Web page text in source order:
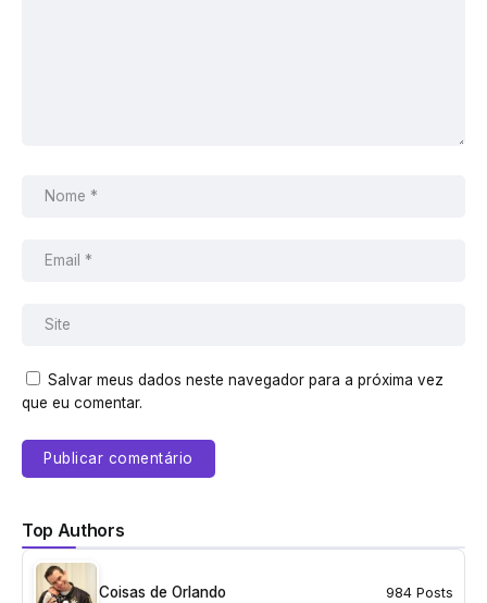
Salvar meus dados neste navegador para a próxima vez
que eu comentar.
Top Authors
Coisas de Orlando 984 Posts